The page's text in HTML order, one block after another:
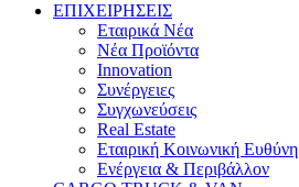
ΕΠΙΧΕΙΡΗΣΕΙΣ
Εταιρικά Νέα
Νέα Προϊόντα
Innovation
Συνέργειες
Συγχωνεύσεις
Real Estate
Εταιρική Κοινωνική Ευθύνη
Ενέργεια & Περιβάλλον